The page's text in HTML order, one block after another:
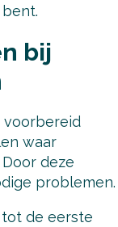
bij
voorbereid
waar
deze
problemen.
de eerste